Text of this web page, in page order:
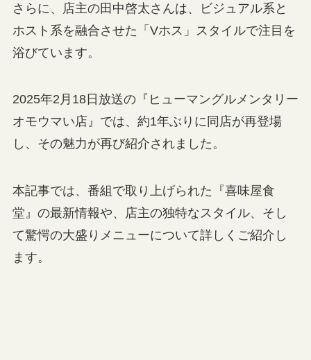
さらに、店主の田中啓太さんは、ビジュアル系と
ホスト系を融合させた「Vホス」スタイルで注目を
浴びています。
2025年2月18日放送の『ヒューマングルメンタリー
オモウマい店』では、約1年ぶりに同店が再登場
し、その魅力が再び紹介されました。
本記事では、番組で取り上げられた『喜味屋食
堂』の最新情報や、店主の独特なスタイル、そし
て驚愕の大盛りメニューについて詳しくご紹介し
ます。